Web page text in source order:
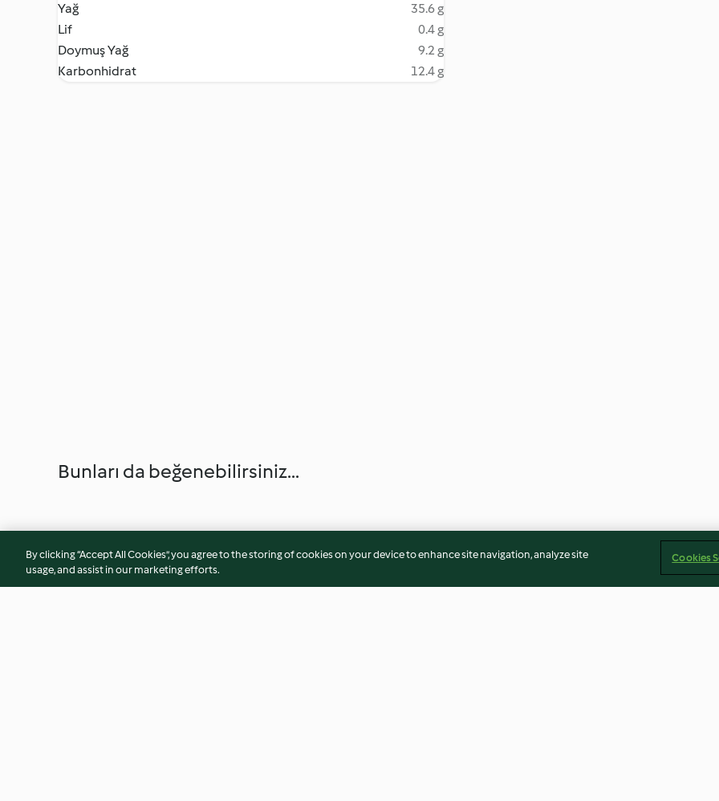
Yağ
35.6 g
Lif
0.4 g
Doymuş Yağ
9.2 g
Karbonhidrat
12.4 g
Bunları da beğenebilirsiniz...
By clicking “Accept All Cookies”, you agree to the storing of cookies on your device to enhance site navigation, analyze site
usage, and assist in our marketing efforts.
Cookies